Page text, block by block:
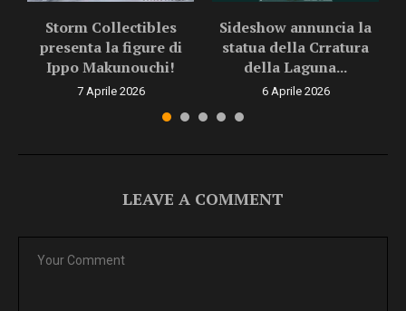
Storm Collectibles
presenta la figure di
Ippo Makunouchi!
7 Aprile 2026
Sideshow annuncia la
statua della Crratura
della Laguna...
6 Aprile 2026
LEAVE A COMMENT